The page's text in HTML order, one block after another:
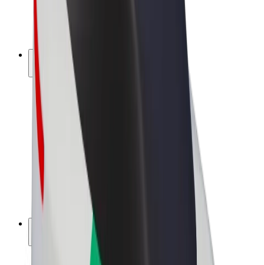
Bicis
Bolt Plus
Colabora con Bolt
Conductores
Ingresos de conductor/a
Repartidores
Ingresos de repartidor
Comercios de Bolt Food
Franquicias
Trabaja con nosotros